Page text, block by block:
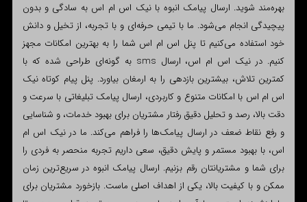
بهره‌مند شوید. ارسال پیامک انبوه با نیک اس ام اس به سادگی و بدون
پیچیدگی انجام می‌شود. ما با تیمی حرفه‌ای و با تجربه، از تخیل و دانش
خود استفاده می‌کنیم تا پنل اس ام اس شما را به بهترین امکانات مجهز
کنیم. در نیک اس ام اس، ارسال sms به گونه‌ای طراحی شده که با
کمترین تلاش، بیشترین بازدهی را به ارمغان بیاورد. پنل پیام کوتاه نیک
اس ام اس با امکانات متنوع و کاربردی، ارسال پیامک تبلیغاتی با سرعت و
دقت بالا، رصد و تحلیل دقیق رفتار مشتریان برای بهبود خدمات، و شناسایی
و رفع نقاط ضعف در ارسال پیامک‌ها را فراهم می‌کند. ما در نیک اس ام
اس، با بهبود مستمر و پایش دقیق، سعی داریم تجربه منحصر به فردی را
برای شما و مشتریانتان رقم بزنیم. ارسال پیامک انبوه در سریع‌ترین زمان
ممکن و با کیفیت بالا، یکی از اهداف اصلی ماست. بازخورد مشتریان برای